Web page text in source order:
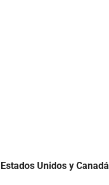
Unidos y Canadá